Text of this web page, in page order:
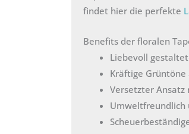
findet hier die perfekte
Benefits der floralen
Liebevoll
Kräftige
Versetzter Ansatz
Umweltfreundlich